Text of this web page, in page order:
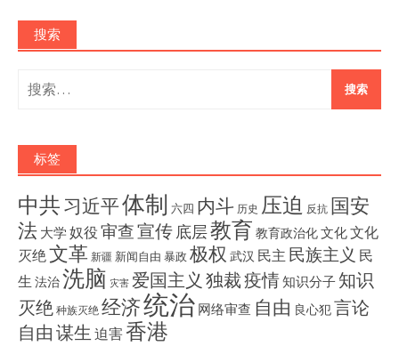
搜索
搜
索：
标签
中共习近平体制 六四 内斗 历史 压迫 反抗 国安
法 大学 奴役 审查宣传底层教育 教育政治化文化文化
灭绝文革 新疆 新闻自由 暴政 极权 武汉 民主 民族主义 民
生 法治洗脑 灾害 爱国主义 独裁疫情知识分子 知识
灭绝 种族灭绝 经济统治 网络审查 自由 良心犯言论
自由 谋生 迫害香港